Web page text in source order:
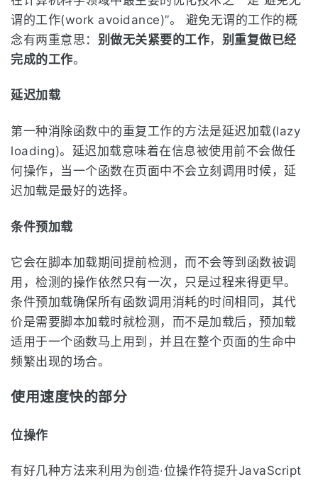
谓的工作(work avoidance)”。 避免无谓的工作的概
念有两重意思： 别做无关紧要的工作， 别重复做已经
完成的工作。
延迟加载
第一种消除函数中的重复工作的方法是延迟加载(lazy
loading)。延迟加载意味着在信息被使用前不会做任
何操作，当一个函数在页面中不会立刻调用时候，延
迟加载是最好的选择。
条件预加载
它会在脚本加载期间提前检测，而不会等到函数被调
用，检测的操作依然只有一次，只是过程来得更早。
条件预加载确保所有函数调用消耗的时间相同，其代
价是需要脚本加载时就检测，而不是加载后，预加载
适用于一个函数马上用到，并且在整个页面的生命中
频繁出现的场合。
使用速度快的部分
位操作
有好几种方法来利用为创造·位操作符提升JavaScript